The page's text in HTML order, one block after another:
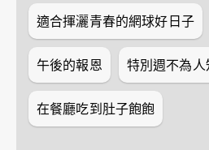
適合揮灑青春的網球好日子
午後的報恩 特別週不為
在餐廳吃到肚子飽飽